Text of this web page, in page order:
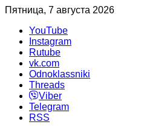
Пятница, 7 августа 2026
YouTube
Instagram
Rutube
vk.com
Odnoklassniki
Threads
Viber
Telegram
RSS